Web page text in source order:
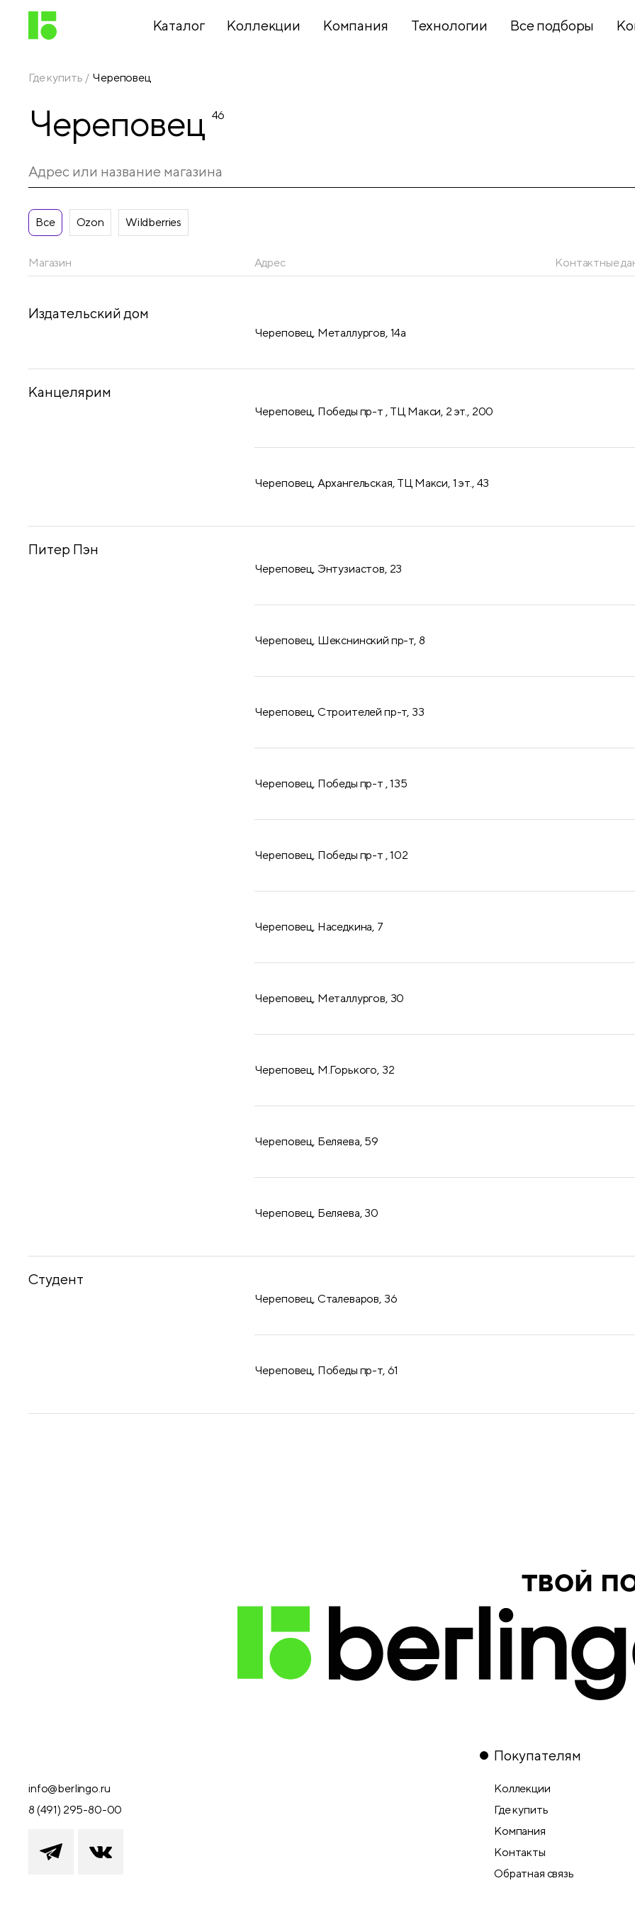
Каталог
принадлежности
Канцелярские
принадлежности
Папки,
принадлежности
оборудование
Коллекции Компания Технологии Все подборы
Где купить Череповец
Череповец 46
Все Ozon Wildberries
Магазин Адрес Контактные
Издательский дом
Череповец, Металлургов, 14а
Канцелярим
Череповец, Победы пр-т , ТЦ Макси, 2 эт., 200
Череповец, Архангельская, ТЦ Макси, 1 эт., 43
Питер Пэн
Череповец, Энтузиастов, 23
Череповец, Шекснинский пр-т, 8
Череповец, Строителей пр-т, 33
Череповец, Победы пр-т , 135
Череповец, Победы пр-т , 102
Череповец, Наседкина, 7
Череповец, Металлургов, 30
Череповец, М.Горького, 32
Череповец, Беляева, 59
Череповец, Беляева, 30
Студент
Череповец, Сталеваров, 36
Череповец, Победы пр-т, 61
Покупателям
Коллекции
Где купить
Компания
Контакты
Обратная связь
info@berlingo.ru
8 (491) 295-80-00